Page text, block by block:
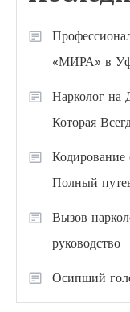
«МИРА» в
Нарколог на
Которая
Кодирование
Полный
Вызов
руководство
Осипший